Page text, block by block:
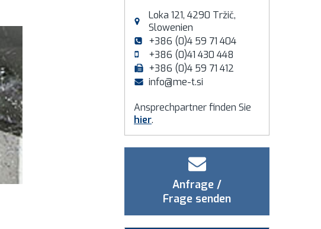
Loka 121, 4290 Tržič,
Slowenien
+386 (0)4 59 71 404
+386 (0)41 430 448
+386 (0)4 59 71 412
info@me-t.si
Ansprechpartner finden Sie
hier.
Anfrage /
Frage senden